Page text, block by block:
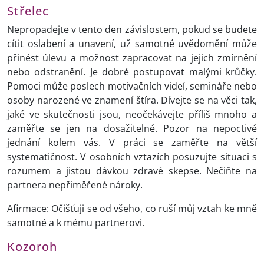
Střelec
Nepropadejte v tento den závislostem, pokud se budete
cítit oslabení a unavení, už samotné uvědomění může
přinést úlevu a možnost zapracovat na jejich zmírnění
nebo odstranění. Je dobré postupovat malými krůčky.
Pomoci může poslech motivačních videí, semináře nebo
osoby narozené ve znamení štíra. Dívejte se na věci tak,
jaké ve skutečnosti jsou, neočekávejte příliš mnoho a
zaměřte se jen na dosažitelné. Pozor na nepoctivé
jednání kolem vás. V práci se zaměřte na větší
systematičnost. V osobních vztazích posuzujte situaci s
rozumem a jistou dávkou zdravé skepse. Nečiňte na
partnera nepřiměřené nároky.
Afirmace: Očišťuji se od všeho, co ruší můj vztah ke mně
samotné a k mému partnerovi.
Kozoroh